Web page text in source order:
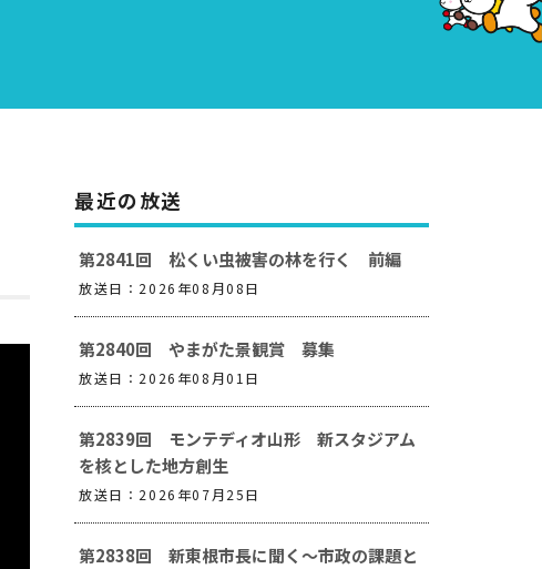
最近の放送
第2841回 松くい虫被害の林を行く 前編
放送日：2026年08月08日
第2840回 やまがた景観賞 募集
放送日：2026年08月01日
第2839回 モンテディオ山形 新スタジアム
を核とした地方創生
放送日：2026年07月25日
第2838回 新東根市長に聞く～市政の課題と